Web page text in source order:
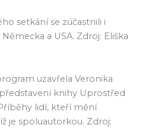
setkání se zúčastnili i
a USA. Zdroj: Eliška
uzavřela Veronika
knihy Uprostřed
lidí, kteří mění
je spoluautorkou. Zdroj: